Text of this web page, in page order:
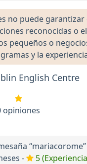
no puede
reconocidas o
pequeños o
y la
English Centre
opiniones
“mariacorome”
-
5